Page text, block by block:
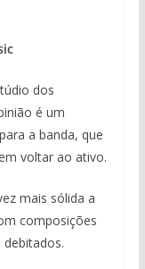
dos
é um
a banda, que
voltar ao ativo.
mais sólida a
composições